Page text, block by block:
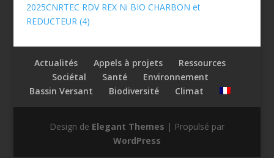
2025CNRTEC RDV REX Ni BIO CHARBON et
REDUCTEUR (4)
Actualités Appels à projets
Ressources
Sociétal
Santé
Environnement
Bassin Versant
Biodiversité Climat
Design de Elegant Themes | Propulsé par
WordPress